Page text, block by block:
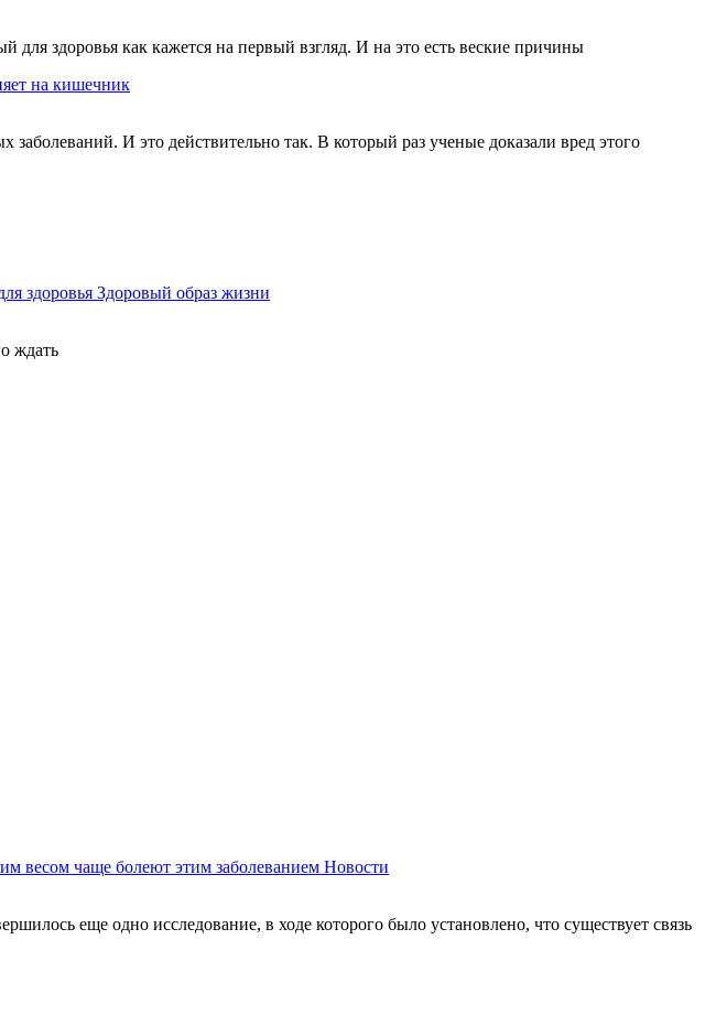
здоровья как кажется на первый взгляд. И на это есть веские причины
на кишечник
И это действительно так. В который раз ученые доказали вред этого
здоровья Здоровый образ жизни
ждать
весом чаще болеют этим заболеванием Новости
еще одно исследование, в ходе которого было установлено, что существует связь